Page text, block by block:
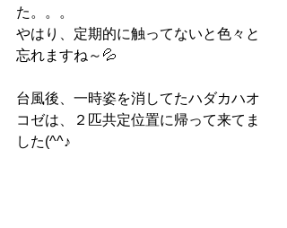
た。。。
やはり、定期的に触ってないと色々と
忘れますね～💦
台風後、一時姿を消してたハダカハオ
コゼは、２匹共定位置に帰って来てま
した(^^♪